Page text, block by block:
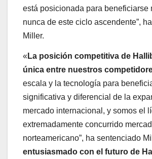
está posicionada para beneficiarse
nunca de este ciclo ascendente”,
Miller.
« La posición competitiva de
única entre nuestros
escala y la tecnología para
significativa y diferencial de la
mercado internacional, y somos el
extremadamente concurrido
norteamericano”, ha sentenciado
entusiasmado con el futuro de